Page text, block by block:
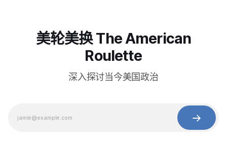
美轮美换 The American
Roulette
深入探讨当今美国政治